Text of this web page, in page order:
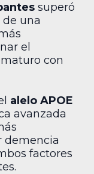
superó
una
el
con
alelo APOE
avanzada
demencia
factores